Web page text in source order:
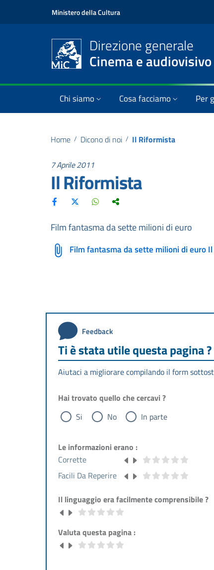
Ministero della Cultura
Direzione generale
Cinema e audiovisivo
Chi siamo Cosa facciamo Per
Home / Dicono di noi / Il Riformista
7 Aprile 2011
Il Riformista
Film fantasma da sette milioni di euro
Film fantasma da sette milioni di euro
Feedback
Ti è stata utile questa pagina ?
Aiutaci a migliorare compilando il form
Hai trovato quello che cercavi ?
Si
No In parte
Le informazioni erano :
Corrette
Facili Da Reperire
Il linguaggio era facilmente comprensibile ?
Valuta questa pagina :